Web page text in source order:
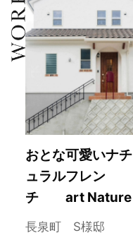
おとな可愛いナチ
ュラルフレン
チ art Nature
長泉町 S様邸